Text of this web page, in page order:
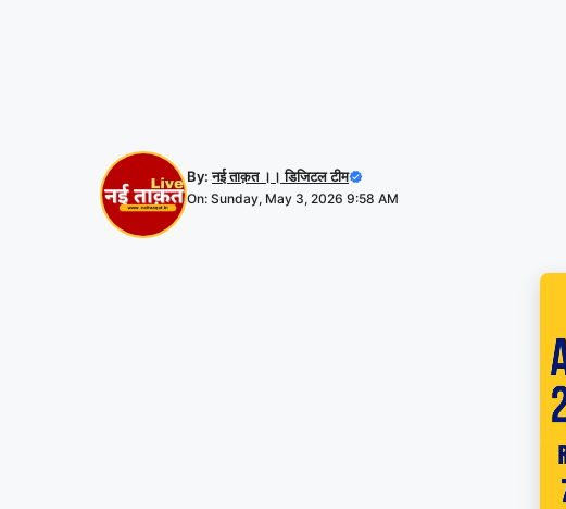
By:नई ताक़त ।। डिजिटल टीम
On: Sunday, May 3, 2026 9:58 AM